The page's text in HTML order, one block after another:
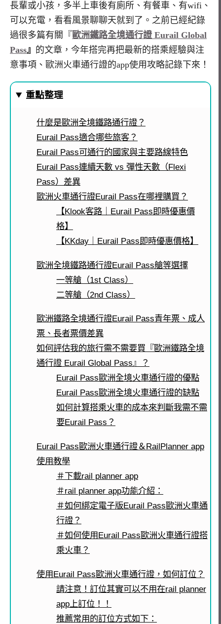
長輩或小孩，多半上車後有廁所、有餐車、有wifi、
可以充電，看看風景聊聊天就到了。之前已經紀錄
過很多篇有關『 歐洲鐵路全境通行證 Eurail Global
Pass』 的文章，今年搭完再把最新的搭乘經驗與注
意事項、歐洲火車通行證的app使用攻略記錄下來！
重點整理
什麼是歐洲全境鐵路通行證？
Eurail Pass適合哪些旅客？
Eurail Pass可通行的國家與主要路線特色
Eurail Pass連續天數 vs 彈性天數（Flexi
Pass）差異
歐洲火車通行證Eurail Pass在哪裡購買？
【Klook客路｜Eurail Pass即時優惠價
格】
【KKday｜Eurail Pass即時優惠價格】
歐洲全境鐵路通行證Eurail Pass艙等選擇
一等艙（1st Class）
二等艙（2nd Class）
歐洲鐵路全境通行證Eurail Pass青年票、成人
票、長者票價差異
如何評估我的旅行需不需要買『歐洲鐵路全境
通行證 Eurail Global Pass』？
Eurail Pass歐洲全境火車通行證的優點
Eurail Pass歐洲全境火車通行證的缺點
如何計算搭乘火車的成本來判斷我需不需
要Eurail Pass？
Eurail Pass歐洲火車通行證＆RailPlanner app
使用教學
＃下載rail planner app
＃rail planner app功能介紹：
＃如何綁定電子版Eurail Pass歐洲火車通
行證？
＃如何使用Eurail Pass歐洲火車通行證搭
乘火車？
使用Eurail Pass歐洲火車通行證，如何訂位？
請注意！訂位其實可以不用在rail planner
app上訂位！！
推薦常用的訂位方式如下：